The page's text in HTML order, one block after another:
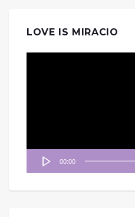
LOVE IS MIRACIO
00:00